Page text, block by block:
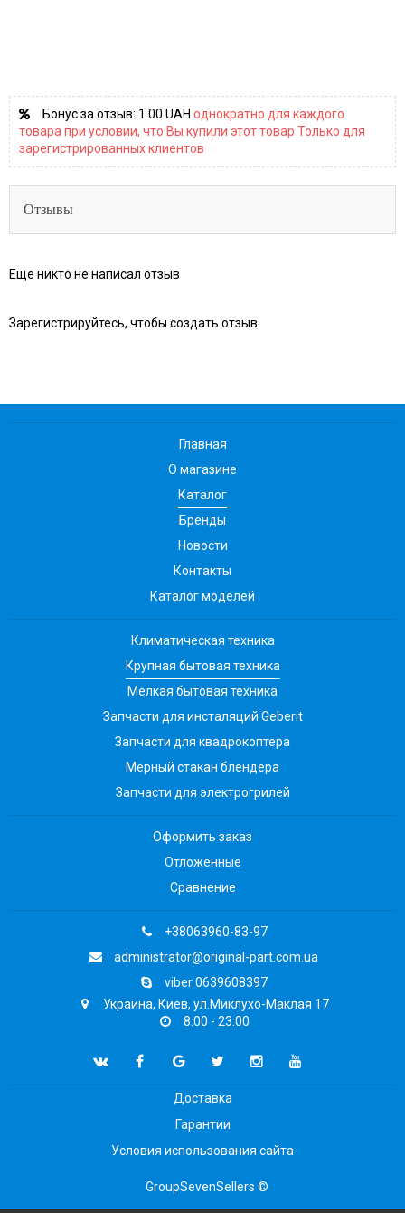
Бонус за отзыв: 1.00 UAH однократно для каждого
товара при условии, что Вы купили этот товар Только для
зарегистрированных клиентов
Отзывы
Еще никто не написал отзыв
Зарегистрируйтесь, чтобы создать отзыв.
Главная
О магазине
Каталог
Бренды
Новости
Контакты
Каталог моделей
Климатическая техника
Крупная бытовая техника
Мелкая бытовая техника
Запчасти для инсталяций Geberit
Запчасти для квадрокоптера
Мерный стакан блендера
Запчасти для электрогрилей
Оформить заказ
Отложенные
Сравнение
+38063960-83-97
administrator@original-part.com.ua
viber 0639608397
Украина, Киев, ул.Миклухо-Маклая 17
8:00 - 23:00
Доставка
Гарантии
Условия использования сайта
GroupSevenSellers ©